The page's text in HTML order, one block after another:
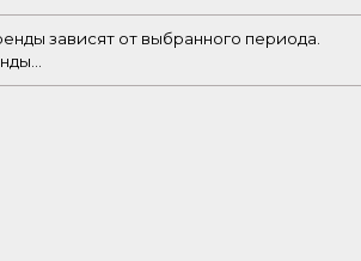
зависят от выбранного периода.